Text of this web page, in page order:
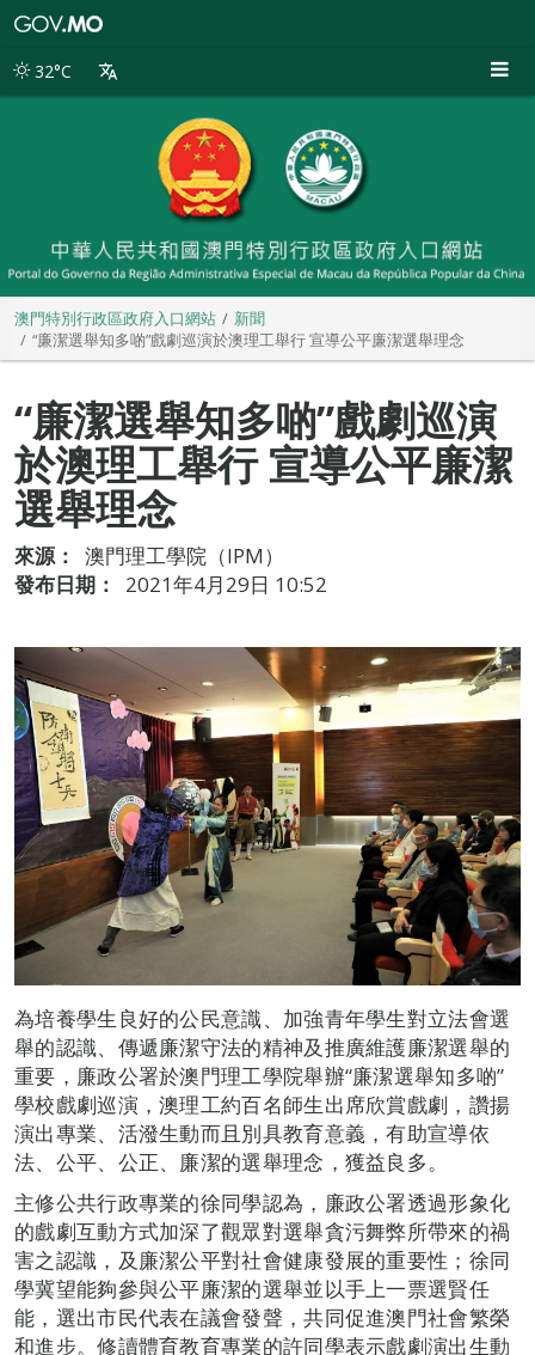
別
32°C
澳門特別行政區政府入口網站
新聞
“廉潔選舉知多啲”戲劇巡演於澳理工舉行 宣導公平廉潔選舉理念
“廉潔選舉知多啲”戲劇巡演
於澳理工舉行 宣導公平廉潔
選舉理念
來源：
澳門理工學院（IPM）
發布日期：
2021年4月29日 10:52
為培養學生良好的公民意識、加強青年學生對立法會選
舉的認識、傳遞廉潔守法的精神及推廣維護廉潔選舉的
重要，廉政公署於澳門理工學院舉辦“廉潔選舉知多啲”
學校戲劇巡演，澳理工約百名師生出席欣賞戲劇，讚揚
演出專業、活潑生動而且別具教育意義，有助宣導依
法、公平、公正、廉潔的選舉理念，獲益良多。
主修公共行政專業的徐同學認為，廉政公署透過形象化
的戲劇互動方式加深了觀眾對選舉貪污舞弊所帶來的禍
害之認識，及廉潔公平對社會健康發展的重要性；徐同
學冀望能夠參與公平廉潔的選舉並以手上一票選賢任
能，選出市民代表在議會發聲，共同促進澳門社會繁榮
和進步。修讀體育教育專業的許同學表示戲劇演出生動